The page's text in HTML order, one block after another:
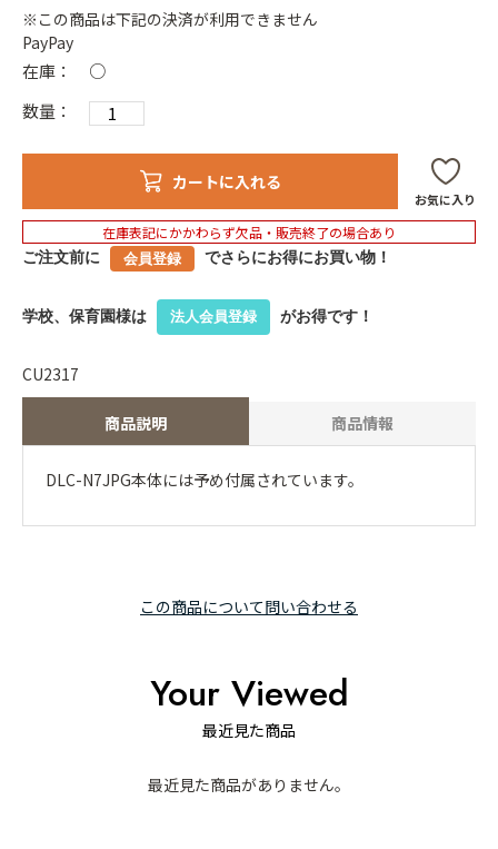
※この商品は下記の決済が利用できません
PayPay
在庫：
○
数量：
カートに入れる
お気に入り
在庫表記にかかわらず欠品・販売終了の場合あり
ご注文前に 会員登録 でさらにお得にお買い物！
学校、保育園様は 法人会員登録 がお得です！
商品説明 商品情報
DLC-N7JPG本体には予め付属されています。
この商品について問い合わせる
CU2317
Your Viewed
最近見た商品
最近見た商品がありません。